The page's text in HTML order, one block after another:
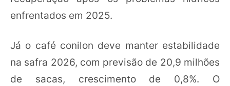
enfrentados em 2025.
Já o café conilon deve manter estabilidade
na safra 2026, com previsão de 20,9 milhões
de sacas, crescimento de 0,8%. O